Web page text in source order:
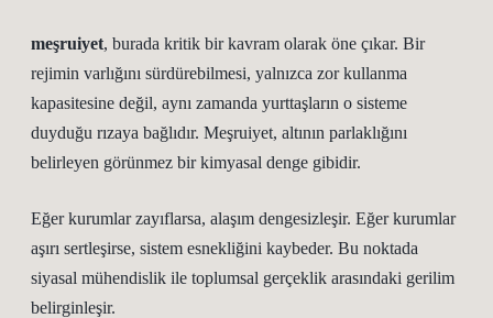
meşruiyet, burada kritik bir kavram olarak öne çıkar. Bir
rejimin varlığını sürdürebilmesi, yalnızca zor kullanma
kapasitesine değil, aynı zamanda yurttaşların o sisteme
duyduğu rızaya bağlıdır. Meşruiyet, altının parlaklığını
belirleyen görünmez bir kimyasal denge gibidir.
Eğer kurumlar zayıflarsa, alaşım dengesizleşir. Eğer kurumlar
aşırı sertleşirse, sistem esnekliğini kaybeder. Bu noktada
siyasal mühendislik ile toplumsal gerçeklik arasındaki gerilim
belirginleşir.